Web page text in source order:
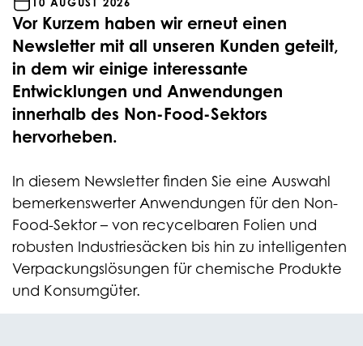
Vor Kurzem haben wir erneut einen
Newsletter mit all unseren Kunden geteilt,
in dem wir einige interessante
Entwicklungen und Anwendungen
innerhalb des Non-Food-Sektors
hervorheben.
In diesem Newsletter finden Sie eine Auswahl
bemerkenswerter Anwendungen für den Non-
Food-Sektor – von recycelbaren Folien und
robusten Industriesäcken bis hin zu intelligenten
Verpackungslösungen für chemische Produkte
und Konsumgüter.